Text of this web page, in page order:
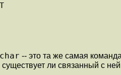
-- это та же самая
существует ли связанный с